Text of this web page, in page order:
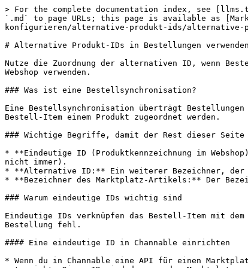
> For the complete documentation index, see [llms.txt](https://helpcenter.channable.com/llms.txt). Markdown versions of documentation pages are available by appending `.md` to page URLs; this page is available as [Markdown](https://helpcenter.channable.com/list-advertise/list-and-advertise-de/bestellungen/bestell-setup-konfigurieren/alternative-produkt-ids/alternative-produkt-ids-in-bestellungen-verwenden.md).

# Alternative Produkt-IDs in Bestellungen verwenden

Nutze die Zuordnung der alternativen ID, wenn Bestellartikel nicht zu Produkten passen. Das passiert meist dann, wenn Marktplätze einen anderen Bezeichner als dein Webshop verwenden.

### Was ist eine Bestellsynchronisation?

Eine Bestellsynchronisation überträgt Bestellungen vom Marktplatz in deine E-Commerce-Plattform. Damit Channable eine Bestellposition anlegen kann, muss jedes Bestell-Item einem Produkt zugeordnet werden.

### Wichtige Begriffe, damit der Rest dieser Seite Sinn ergibt

* **Eindeutige ID (Produktkennzeichnung im Webshop):** Der Bezeichner, den deine E-Commerce-Plattform verwendet, um ein Produkt zu referenzieren (oft eine SKU, aber nicht immer).
* **Alternative ID:** Ein weiterer Bezeichner, der beim selben Produkt gespeichert ist, zum Beispiel **EAN/GTIN** oder **MPN**.
* **Bezeichner des Marktplatz-Artikels:** Der Bezeichner, der in den Bestelldaten zurückkommt. Das ist oft `Seller SKU`.

### Warum eindeutige IDs wichtig sind

Eindeutige IDs verknüpfen das Bestell-Item mit dem richtigen Webshop-Produkt. Wenn die ID in der Bestellung in deinem Webshop nicht existiert, schlägt das Anlegen der Bestellung fehl.

#### Eine eindeutige ID in Channable einrichten

* Wenn du in Channable eine API für einen Marktplatz einrichtest, musst du im Schritt „Einstellungen“ der API-Setup den Feldnamen auswählen, der der eindeutigen ID entspricht. Diese ID wird dann an den Marktplatz gesendet und für den Produktabgleich verwendet.
* Wenn auf dem Marktplatz eine Bestellung eingeht, nutzt Channable genau diese eindeutige ID, um das Produkt in der Bestellung mit dem passenden Produkt in deiner E-Commerce-Plattform abzugleichen.

#### Probleme mit falschen oder fehlenden eindeutigen IDs

* Probleme entstehen, wenn deine Produkte ursprünglich nicht über Channable auf dem Marktplatz gelistet wurden oder wenn die eindeutige ID von der in deiner E-Commerce-Plattform verwendeten ID abweicht. In solchen Fällen kann Channable die Produkte in den Bestellungen nicht zuordnen.
* Diese Abweichung führt zu einem Fehler mit dem Hinweis, dass das Produkt nicht gefunden werden konnte, und verhindert so das Erstellen der Bestellung.

Genau hier hilft **Alternative ID-Zuordnung** weiter.

### So funktioniert die Zuordnung alternativer IDs

Wenn du deine Produkte in Channable importierst, verfolgen wir sowohl die primären Kennungen aus deiner Hauptimportquelle (deiner E-Commerce-Plattform) als auch häufig verwendete